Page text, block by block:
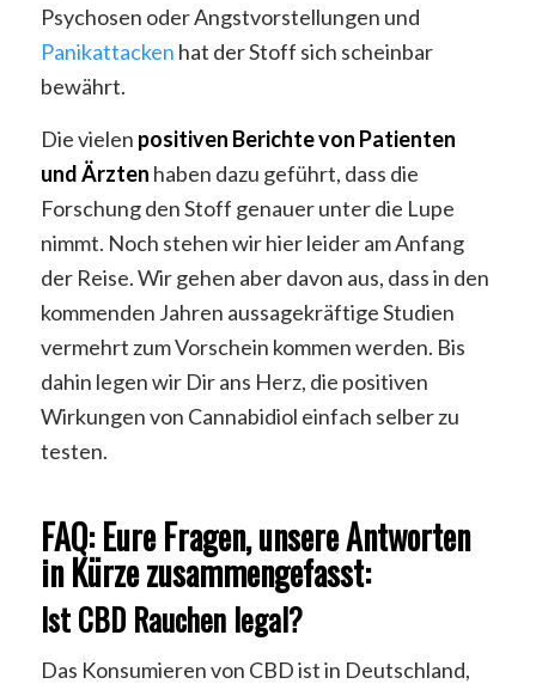
Psychosen oder Angstvorstellungen und
Panikattacken hat der Stoff sich scheinbar
bewährt.
Die vielen positiven Berichte von Patienten
und Ärzten haben dazu geführt, dass die
Forschung den Stoff genauer unter die Lupe
nimmt. Noch stehen wir hier leider am Anfang
der Reise. Wir gehen aber davon aus, dass in den
kommenden Jahren aussagekräftige Studien
vermehrt zum Vorschein kommen werden. Bis
dahin legen wir Dir ans Herz, die positiven
Wirkungen von Cannabidiol einfach selber zu
testen.
FAQ: Eure Fragen, unsere Antworten
in Kürze zusammengefasst:
Ist CBD Rauchen legal?
Das Konsumieren von CBD ist in Deutschland,